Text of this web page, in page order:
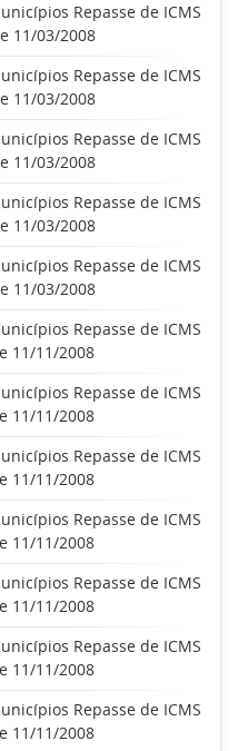
Repasse de ICMS
11/03/2008
Repasse de ICMS
11/03/2008
Repasse de ICMS
11/03/2008
Repasse de ICMS
11/03/2008
Repasse de ICMS
11/03/2008
Repasse de ICMS
11/11/2008
Repasse de ICMS
11/11/2008
Repasse de ICMS
11/11/2008
Repasse de ICMS
11/11/2008
Repasse de ICMS
11/11/2008
Repasse de ICMS
11/11/2008
Repasse de ICMS
11/11/2008